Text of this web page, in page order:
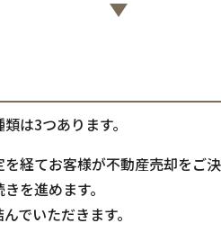
は3つあります。
経てお客様が不動産売却をご
を進めます。
でいただきます。